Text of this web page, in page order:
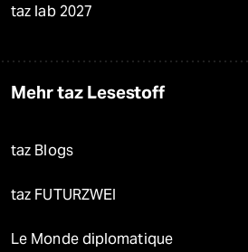
taz lab 2027
Mehr taz Lesestoff
taz Blogs
taz FUTURZWEI
Le Monde diplomatique